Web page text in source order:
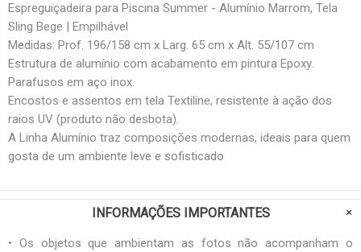
Espreguiçadeira para Piscina Summer - Alumínio Marrom, Tela
Sling Bege | Empilhável
Medidas: Prof. 196/158 cm x Larg. 65 cm x Alt. 55/107 cm
Estrutura de alumínio com acabamento em pintura Epoxy.
Parafusos em aço inox.
Encostos e assentos em tela Textiline, resistente à ação dos
raios UV (produto não desbota).
A Linha Alumínio traz composições modernas, ideais para quem
gosta de um ambiente leve e sofisticado
INFORMAÇÕES IMPORTANTES
• Os objetos que ambientam as fotos não acompanham o